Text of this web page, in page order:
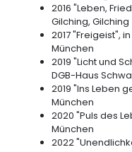
2016 "Leben,
Gilching, Gilching
2017 "Freigeist",
München
2019 "Licht und
DGB-Haus
2019 "Ins Leben
München
2020 "Puls des
München
2022